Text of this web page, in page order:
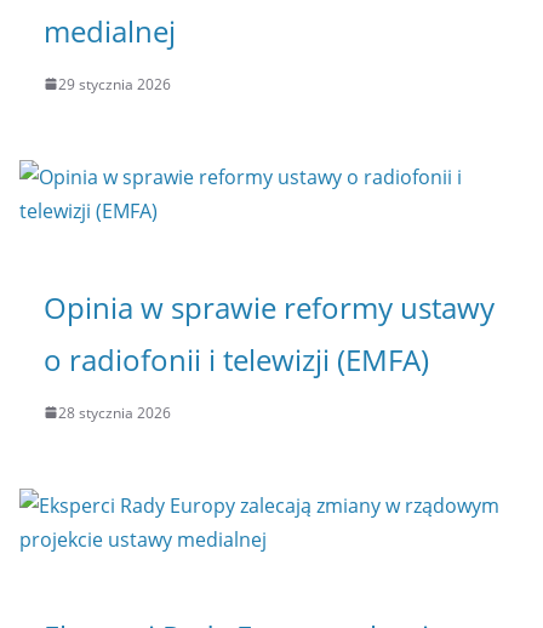
medialnej
29 stycznia 2026
Opinia w sprawie reformy ustawy
o radiofonii i telewizji (EMFA)
28 stycznia 2026